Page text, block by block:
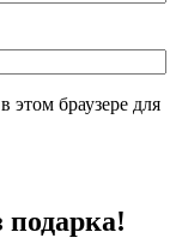
этом браузере для
подарка!